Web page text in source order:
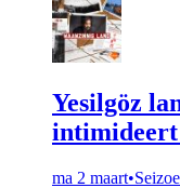
Yesilgöz
ma 2 maart•